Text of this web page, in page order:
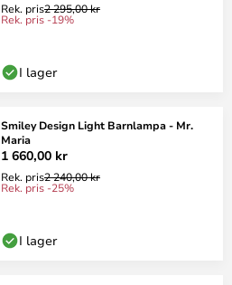
Rek. pris2 295,00 kr
Rek. pris -19%
I lager
Smiley Design Light Barnlampa - Mr.
Maria
1 660,00 kr
Rek. pris2 240,00 kr
Rek. pris -25%
I lager